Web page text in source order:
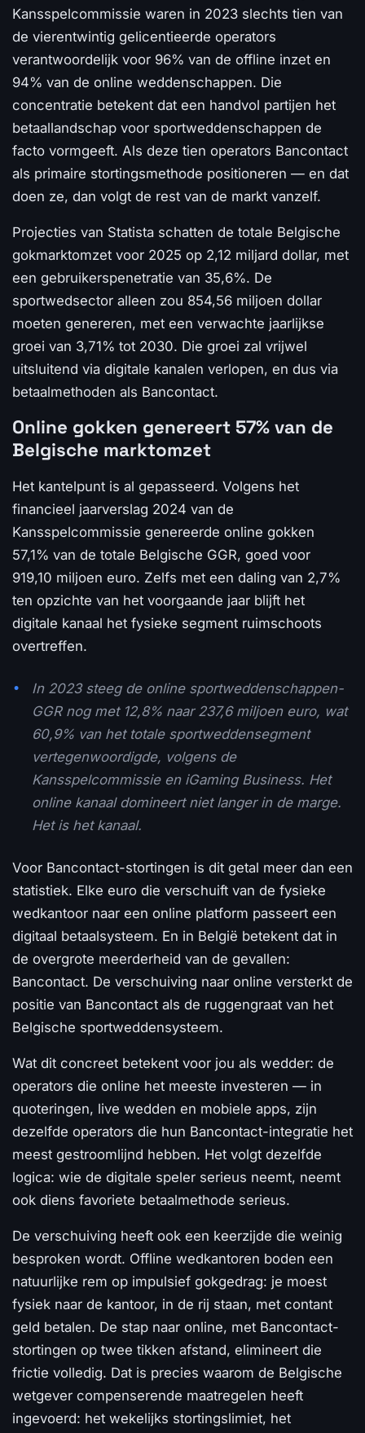
Kansspelcommissie waren in 2023 slechts tien van
de vierentwintig gelicentieerde operators
verantwoordelijk voor 96% van de offline inzet en
94% van de online weddenschappen. Die
concentratie betekent dat een handvol partijen het
betaallandschap voor sportweddenschappen de
facto vormgeeft. Als deze tien operators Bancontact
als primaire stortingsmethode positioneren — en dat
doen ze, dan volgt de rest van de markt vanzelf.
Projecties van Statista schatten de totale Belgische
gokmarktomzet voor 2025 op 2,12 miljard dollar, met
een gebruikerspenetratie van 35,6%. De
sportwedsector alleen zou 854,56 miljoen dollar
moeten genereren, met een verwachte jaarlijkse
groei van 3,71% tot 2030. Die groei zal vrijwel
uitsluitend via digitale kanalen verlopen, en dus via
betaalmethoden als Bancontact.
Online gokken genereert 57% van de
Belgische marktomzet
Het kantelpunt is al gepasseerd. Volgens het
financieel jaarverslag 2024 van de
Kansspelcommissie genereerde online gokken
57,1% van de totale Belgische GGR, goed voor
919,10 miljoen euro. Zelfs met een daling van 2,7%
ten opzichte van het voorgaande jaar blijft het
digitale kanaal het fysieke segment ruimschoots
overtreffen.
In 2023 steeg de online sportweddenschappen-
GGR nog met 12,8% naar 237,6 miljoen euro, wat
60,9% van het totale sportweddensegment
vertegenwoordigde, volgens de
Kansspelcommissie en iGaming Business. Het
online kanaal domineert niet langer in de marge.
Het is het kanaal.
Voor Bancontact-stortingen is dit getal meer dan een
statistiek. Elke euro die verschuift van de fysieke
wedkantoor naar een online platform passeert een
digitaal betaalsysteem. En in België betekent dat in
de overgrote meerderheid van de gevallen:
Bancontact. De verschuiving naar online versterkt de
positie van Bancontact als de ruggengraat van het
Belgische sportweddensysteem.
Wat dit concreet betekent voor jou als wedder: de
operators die online het meeste investeren — in
quoteringen, live wedden en mobiele apps, zijn
dezelfde operators die hun Bancontact-integratie het
meest gestroomlijnd hebben. Het volgt dezelfde
logica: wie de digitale speler serieus neemt, neemt
ook diens favoriete betaalmethode serieus.
De verschuiving heeft ook een keerzijde die weinig
besproken wordt. Offline wedkantoren boden een
natuurlijke rem op impulsief gokgedrag: je moest
fysiek naar de kantoor, in de rij staan, met contant
geld betalen. De stap naar online, met Bancontact-
stortingen op twee tikken afstand, elimineert die
frictie volledig. Dat is precies waarom de Belgische
wetgever compenserende maatregelen heeft
ingevoerd: het wekelijks stortingslimiet, het